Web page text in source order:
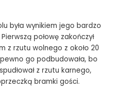
była wynikiem jego bardzo
połowę zakończył
z rzutu wolnego z około 20
go podbudowała, bo
z rzutu karnego,
bramki gości.